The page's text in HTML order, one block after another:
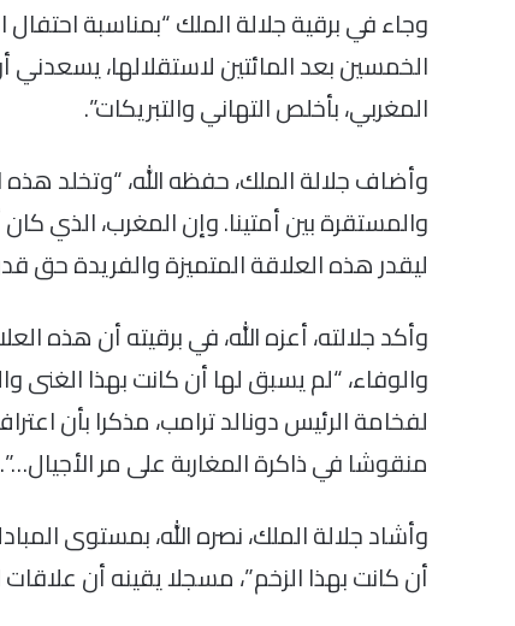
وجاء في برقية جلالة الملك “بمناسبة احتفال
الخمسين بعد المائتين لاستقلالها،
المغربي، بأخلص التهاني والتبريكات”.
والمستقرة بين أمتينا. وإن المغرب، الذي
ليقدر هذه العلاقة المتميزة والفريدة حق
وأكد جلالته، أعزه الله، في برقيته أن هذه
والوفاء، “لم يسبق لها أن كانت بهذا الغنى
لفخامة الرئيس دونالد ترامب، مذكرا بأن
منقوشا في ذاكرة المغاربة على مر الأجيال…”.
وأشاد جلالة الملك، نصره الله، بمستوى
أن كانت بهذا الزخم”، مسجلا يقينه أن